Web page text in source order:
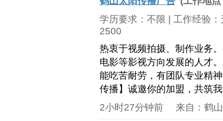
学历要求： 不限 | 工作经验：
2500
热衷于视频拍摄、制作业务
电影等影视方向发展的人才
能吃苦耐劳，有团队专业精
传播】诚邀你的加盟，共筑
2小时27分钟前 来自： 鹤